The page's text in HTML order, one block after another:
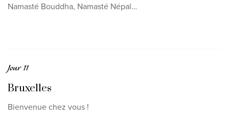
Namasté Bouddha, Namasté Népal…
Jour 11
Bruxelles
Bienvenue chez vous !